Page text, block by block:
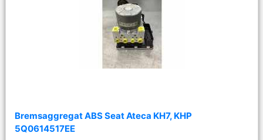
Bremsaggregat ABS Seat Ateca KH7, KHP
5Q0614517EE